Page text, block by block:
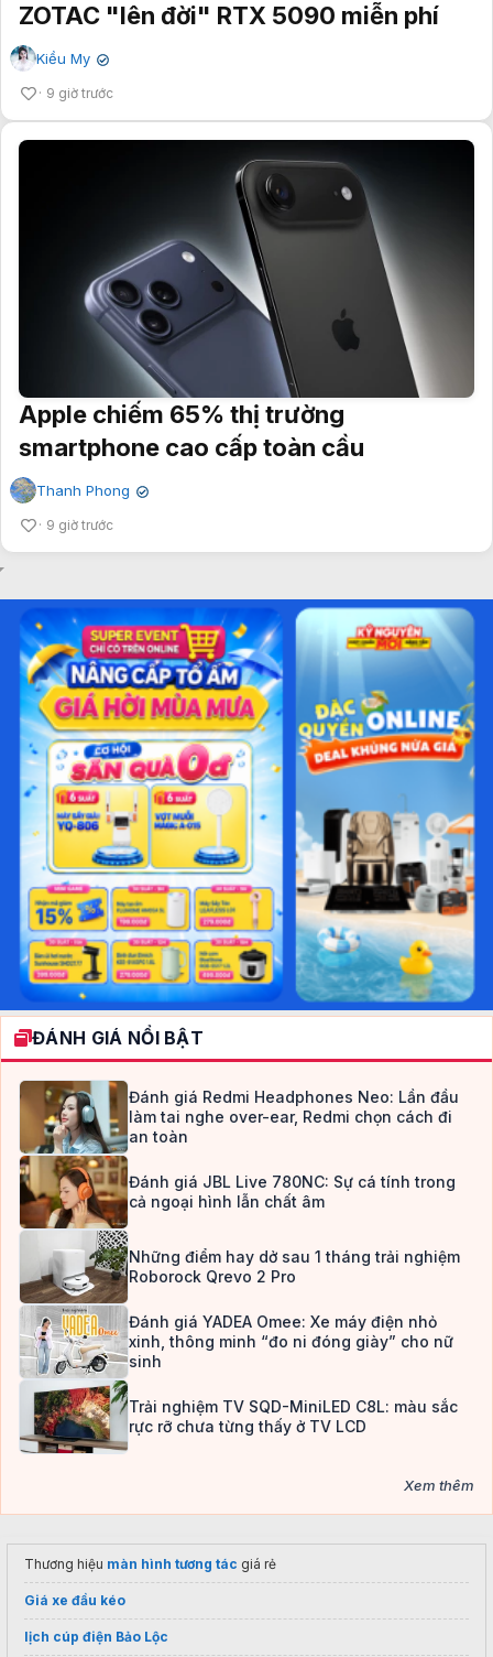
ZOTAC "lên đời" RTX 5090 miễn phí
Kiều My ✔
9 giờ trước
Apple chiếm 65% thị trường
smartphone cao cấp toàn cầu
Thanh Phong ✔
9 giờ trước
ĐÁNH GIÁ NỔI BẬT
Đánh giá Redmi Headphones Neo: Lần đầu
làm tai nghe over-ear, Redmi chọn cách đi
an toàn
Đánh giá JBL Live 780NC: Sự cá tính trong
cả ngoại hình lẫn chất âm
Những điểm hay dở sau 1 tháng trải nghiệm
Roborock Qrevo 2 Pro
Đánh giá YADEA Omee: Xe máy điện nhỏ
xinh, thông minh “đo ni đóng giày” cho nữ
sinh
Trải nghiệm TV SQD-MiniLED C8L: màu sắc
rực rỡ chưa từng thấy ở TV LCD
Xem thêm
Thương hiệu màn hình tương tác giá rẻ
Giá xe đầu kéo
lịch cúp điện Bảo Lộc